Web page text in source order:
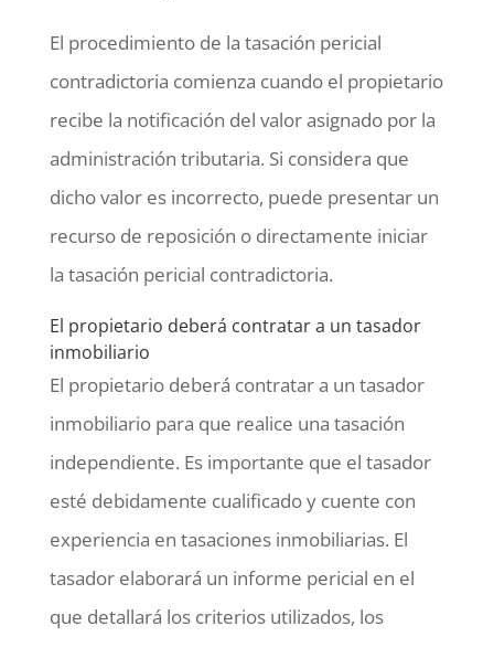
El procedimiento de la tasación pericial
contradictoria comienza cuando el propietario
recibe la notificación del valor asignado por la
administración tributaria. Si considera que
dicho valor es incorrecto, puede presentar un
recurso de reposición o directamente iniciar
la tasación pericial contradictoria.
El propietario deberá contratar a un tasador
inmobiliario
El propietario deberá contratar a un tasador
inmobiliario para que realice una tasación
independiente. Es importante que el tasador
esté debidamente cualificado y cuente con
experiencia en tasaciones inmobiliarias. El
tasador elaborará un informe pericial en el
que detallará los criterios utilizados, los